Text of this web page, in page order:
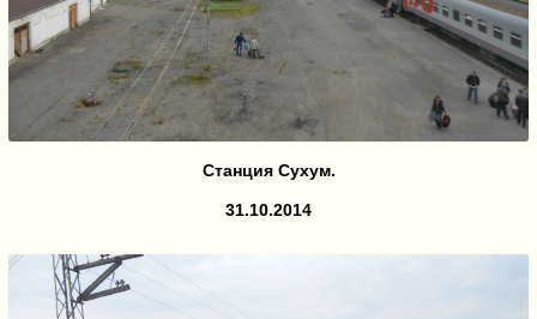
Станция Сухум.
31.10.2014